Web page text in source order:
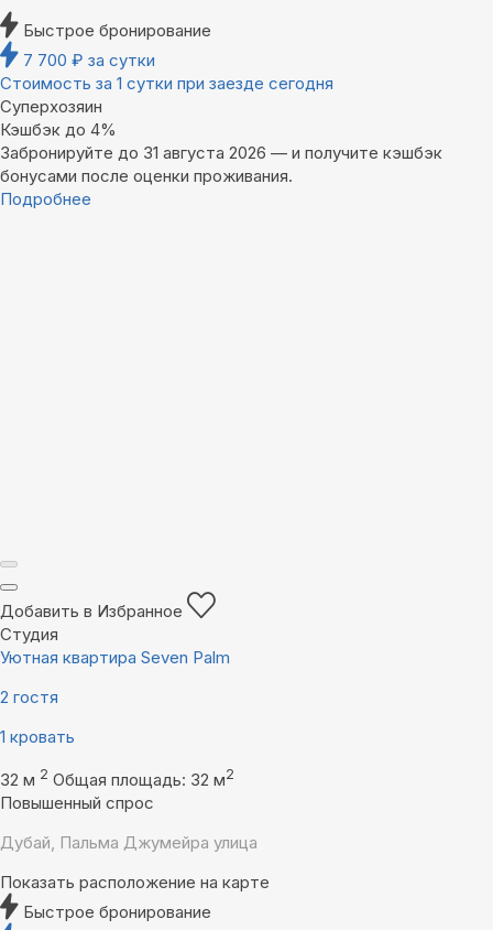
Быстрое бронирование
7 700 ₽ за сутки
Стоимость за 1 сутки при заезде сегодня
Суперхозяин
Кэшбэк до 4%
Забронируйте до 31 августа 2026 — и получите кэшбэк
бонусами после оценки проживания.
Подробнее
Добавить в Избранное
Студия
Уютная квартира Seven Palm
2 гостя
1 кровать
32 м 2 Общая площадь: 32 м2
Повышенный спрос
Дубай, Пальма Джумейра улица
Показать расположение на карте
Быстрое бронирование